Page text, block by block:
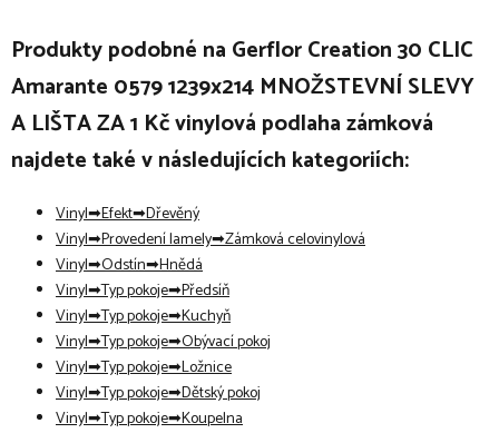
Produkty podobné na Gerflor Creation 30 CLIC
Amarante 0579 1239x214 MNOŽSTEVNÍ SLEVY
A LIŠTA ZA 1 Kč vinylová podlaha zámková
najdete také v následujících kategoriích:
Vinyl Efekt Dřevěný
Vinyl Provedení lamely Zámková celovinylová
Vinyl Odstín Hnědá
Vinyl Typ pokoje Předsíň
Vinyl Typ pokoje Kuchyň
Vinyl Typ pokoje Obývací pokoj
Vinyl Typ pokoje Ložnice
Vinyl Typ pokoje Dětský pokoj
Vinyl Typ pokoje Koupelna